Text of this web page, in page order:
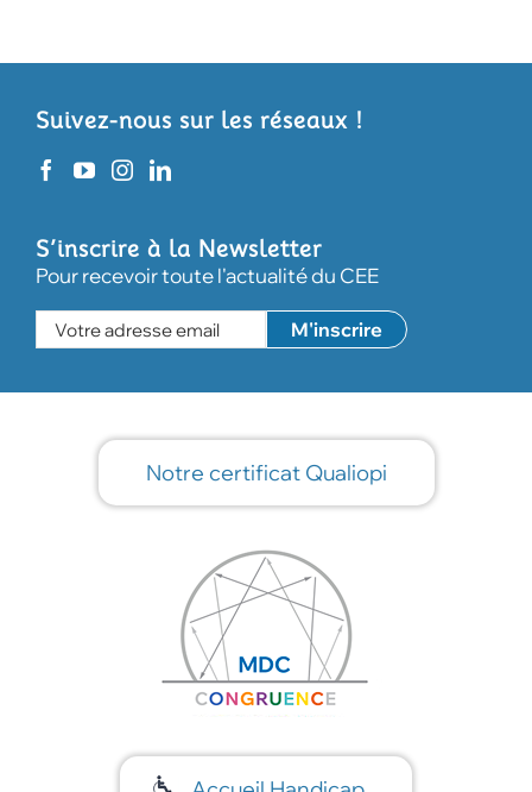
Suivez-nous sur les réseaux !
S’inscrire à la Newsletter
Pour recevoir toute l'actualité du CEE
Notre certificat Qualiopi